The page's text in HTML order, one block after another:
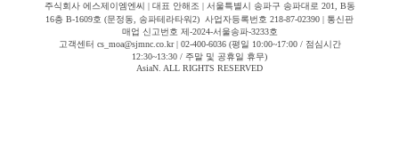
주식회사 에스제이엠엔씨 | 대표 안해조 | 서울특별시 송파구 송파대로 201, B동
16층 B-1609호 (문정동, 송파테라타워2) 사업자등록번호 218-87-02390 | 통신판
매업 신고번호 제-2024-서울송파-3233호
고객센터 cs_moa@sjmnc.co.kr | 02-400-6036 (평일 10:00~17:00 / 점심시간
12:30~13:30 / 주말 및 공휴일 휴무)
AsiaN. ALL RIGHTS RESERVED